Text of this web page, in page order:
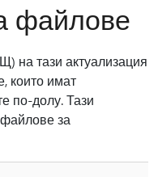
файлове
на тази актуализация
които имат
по-долу. Тази
за